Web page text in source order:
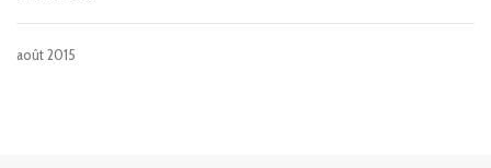
août 2015